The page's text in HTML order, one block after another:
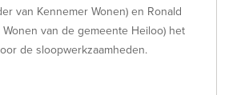
van Kennemer Wonen) en Ronald
van de gemeente Heiloo) het
de sloopwerkzaamheden.